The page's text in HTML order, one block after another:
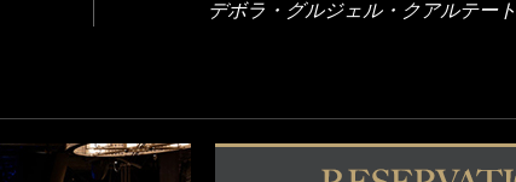
デボラ・グルジェル・クアルテート